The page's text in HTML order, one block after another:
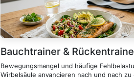
Bauchtrainer &
Bewegungsmangel und häufige
Wirbelsäule anvancieren nach und nach zu